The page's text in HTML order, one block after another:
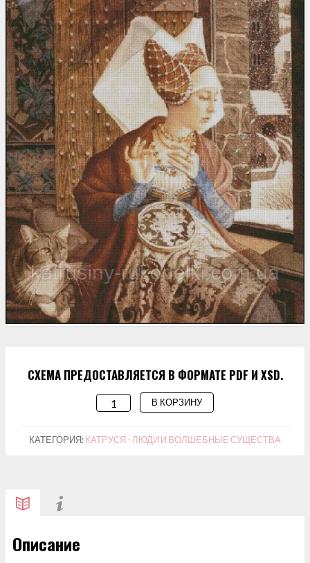
СХЕМА ПРЕДОСТАВЛЯЕТСЯ В ФОРМАТЕ PDF И XSD.
КОЛИЧЕСТВО
СХЕМА
ДЛЯ
В КОРЗИНУ
КАТЕГОРИЯ:КАТРУСЯ - ЛЮДИ И ВОЛШЕБНЫЕ СУЩЕСТВА
Описание